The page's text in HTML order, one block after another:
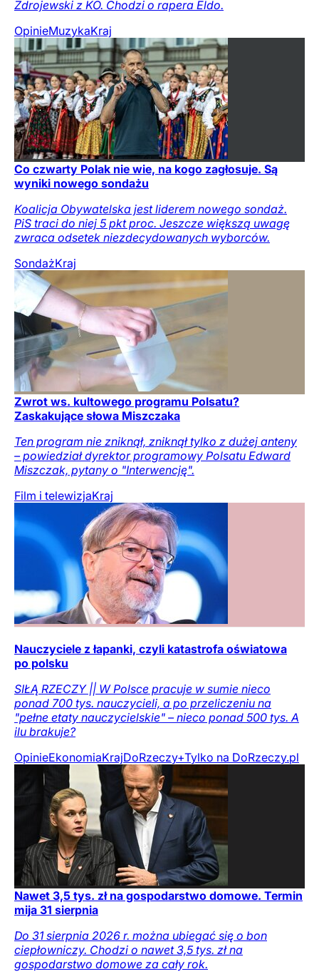
Zdrojewski z KO. Chodzi o rapera Eldo.
OpinieMuzykaKraj
Co czwarty Polak nie wie, na kogo zagłosuje. Są
wyniki nowego sondażu
Koalicja Obywatelska jest liderem nowego sondaż.
PiS traci do niej 5 pkt proc. Jeszcze większą uwagę
zwraca odsetek niezdecydowanych wyborców.
SondażKraj
Zwrot ws. kultowego programu Polsatu?
Zaskakujące słowa Miszczaka
Ten program nie zniknął, zniknął tylko z dużej anteny
– powiedział dyrektor programowy Polsatu Edward
Miszczak, pytany o "Interwencję".
Film i telewizjaKraj
Nauczyciele z łapanki, czyli katastrofa oświatowa
po polsku
SIŁĄ RZECZY || W Polsce pracuje w sumie nieco
ponad 700 tys. nauczycieli, a po przeliczeniu na
"pełne etaty nauczycielskie" – nieco ponad 500 tys. A
ilu brakuje?
OpinieEkonomiaKrajDoRzeczy+Tylko na DoRzeczy.pl
Nawet 3,5 tys. zł na gospodarstwo domowe. Termin
mija 31 sierpnia
Do 31 sierpnia 2026 r. można ubiegać się o bon
ciepłowniczy. Chodzi o nawet 3,5 tys. zł na
gospodarstwo domowe za cały rok.